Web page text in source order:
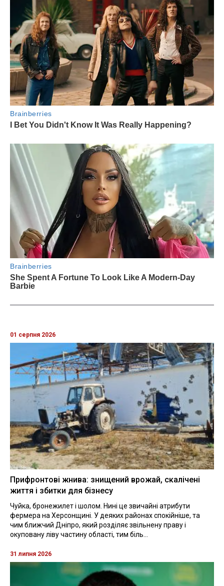
01 серпня 2026
Прифронтові жнива: знищений врожай, скалічені
життя і збитки для бізнесу
Чуйка, бронежилет і шолом. Нині це звичайні атрибути
фермера на Херсонщині. У деяких районах спокійніше, та
чим ближчий Дніпро, який розділяє звільнену праву і
окуповану ліву частину області, тим біль...
31 липня 2026